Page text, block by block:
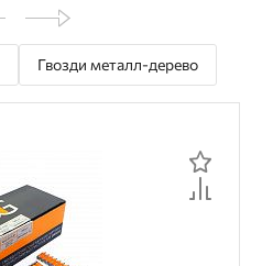
Гвозди металл-дерево